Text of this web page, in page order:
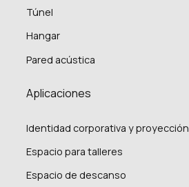
Túnel
Hangar
Pared acústica
Aplicaciones
Identidad corporativa y proyección
Espacio para talleres
Espacio de descanso